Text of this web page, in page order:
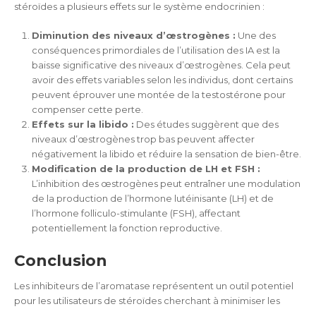
stéroïdes a plusieurs effets sur le système endocrinien :
Diminution des niveaux d’œstrogènes : Une des
conséquences primordiales de l’utilisation des IA est la
baisse significative des niveaux d’œstrogènes. Cela peut
avoir des effets variables selon les individus, dont certains
peuvent éprouver une montée de la testostérone pour
compenser cette perte.
Effets sur la libido : Des études suggèrent que des
niveaux d’œstrogènes trop bas peuvent affecter
négativement la libido et réduire la sensation de bien-être.
Modification de la production de LH et FSH :
L’inhibition des œstrogènes peut entraîner une modulation
de la production de l’hormone lutéinisante (LH) et de
l’hormone folliculo-stimulante (FSH), affectant
potentiellement la fonction reproductive.
Conclusion
Les inhibiteurs de l’aromatase représentent un outil potentiel
pour les utilisateurs de stéroïdes cherchant à minimiser les